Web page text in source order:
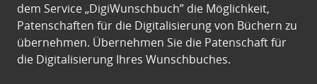
dem Service „DigiWunschbuch” die Möglichkeit,
Patenschaften für die Digitalisierung von Büchern zu
übernehmen. Übernehmen Sie die Patenschaft für
die Digitalisierung Ihres Wunschbuches.